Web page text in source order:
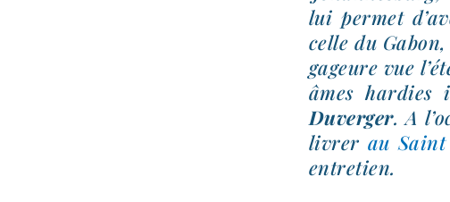
lui per­met
celle du
gageure vue
âmes har­dies
Duverger. A
livrer au
entretien.